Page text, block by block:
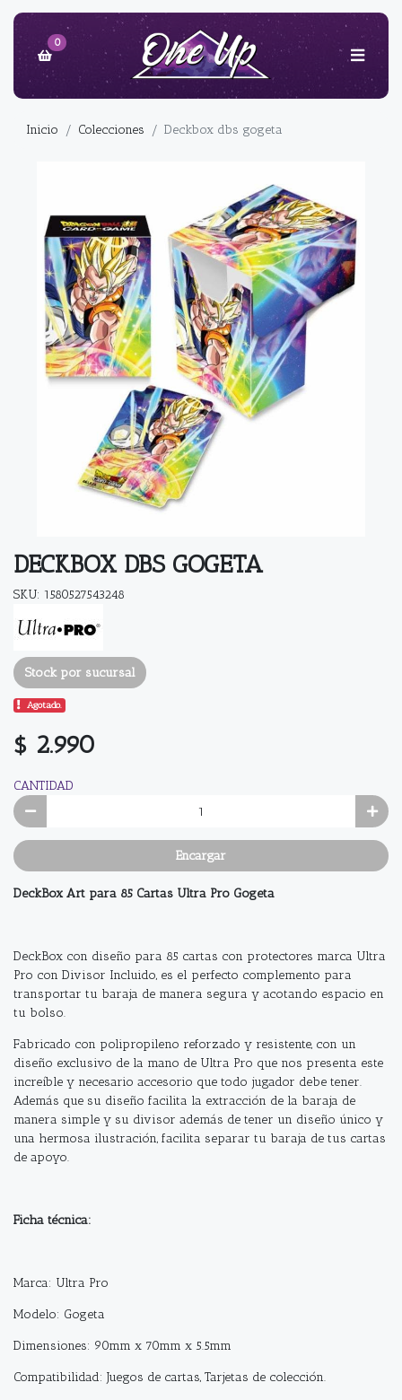
0
Inicio Colecciones Deckbox dbs gogeta
DECKBOX DBS GOGETA
SKU: 1580527543248
Stock por sucursal
Agotado.
$ 2.990
CANTIDAD
Encargar
DeckBox Art para 85 Cartas Ultra Pro Gogeta
DeckBox con diseño para 85 cartas con protectores marca Ultra
Pro con Divisor Incluido, es el perfecto complemento para
transportar tu baraja de manera segura y acotando espacio en
tu bolso.
Fabricado con polipropileno reforzado y resistente, con un
diseño exclusivo de la mano de Ultra Pro que nos presenta este
increíble y necesario accesorio que todo jugador debe tener.
Además que su diseño facilita la extracción de la baraja de
manera simple y su divisor además de tener un diseño único y
una hermosa ilustración, facilita separar tu baraja de tus cartas
de apoyo.
Ficha técnica:
Marca: Ultra Pro
Modelo: Gogeta
Dimensiones: 90mm x 70mm x 5.5mm
Compatibilidad: Juegos de cartas, Tarjetas de colección.